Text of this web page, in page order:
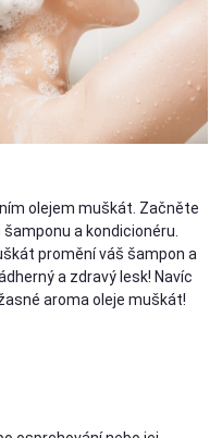
olejem muškát. Začněte
a kondicionéru.
promění váš šampon a
a zdravý lesk! Navíc
aroma oleje muškát!